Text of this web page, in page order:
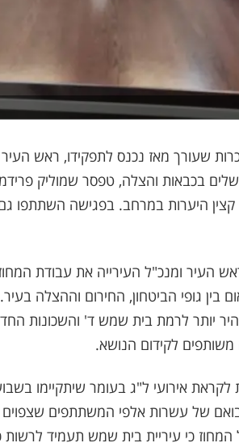
שעורך מאז נכנס לתפקידו, ראש
בכבאות והצלה, טפסר שמוליק
קצין היערות במרחב. בפגישה השתתפו
העיר ומנכ"ל העירייה את עבודת
בין גופי הביטחון, החירום וההצלה
יותר לרמת בית שמש ד' והשכונות
משותפים לקידום הנושא.
לקראת אירועי ל"ג בעומר שיתקיימו
של עשרות אלפי המשתתפים
המחוז כי עיריית בית שמש תעמיד